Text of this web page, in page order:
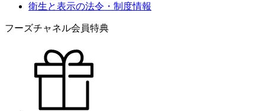
衛生と表示の法令・制度情報
フーズチャネル会員特典